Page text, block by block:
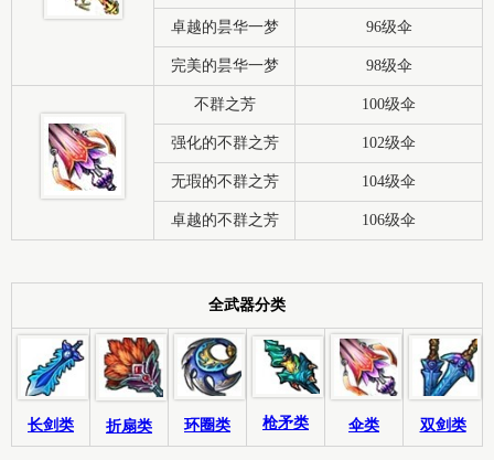
卓越的昙华一梦 96级伞
完美的昙华一梦 98级伞
不群之芳 100级伞
强化的不群之芳 102级伞
无瑕的不群之芳 104级伞
卓越的不群之芳 106级伞
全武器分类
长剑类 折扇类 环圈类 枪矛类 伞类 双剑类